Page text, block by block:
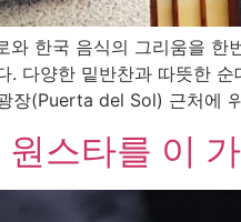
한국 음식의 그리움을 한
. 다양한 밑반찬과 따뜻한
장(Puerta del Sol) 근처에
원스타를 이